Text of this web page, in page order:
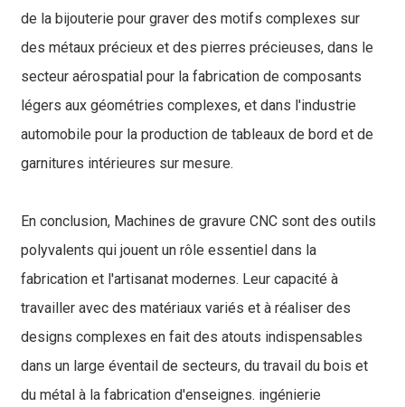
de la bijouterie pour graver des motifs complexes sur
des métaux précieux et des pierres précieuses, dans le
secteur aérospatial pour la fabrication de composants
légers aux géométries complexes, et dans l'industrie
automobile pour la production de tableaux de bord et de
garnitures intérieures sur mesure.
En conclusion, Machines de gravure CNCsont des outils
polyvalents qui jouent un rôle essentiel dans la
fabrication et l'artisanat modernes. Leur capacité à
travailler avec des matériaux variés et à réaliser des
designs complexes en fait des atouts indispensables
dans un large éventail de secteurs, du travail du bois et
du métal à la fabrication d'enseignes. ingénierie